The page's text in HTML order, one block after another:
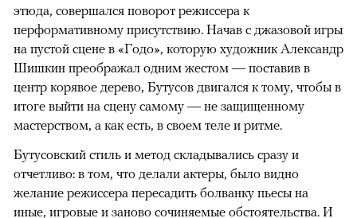
этюда, совершался поворот режиссера к
перформативному присутствию. Начав с джазовой игры
на пустой сцене в «Годо», которую художник Александр
Шишкин преображал одним жестом — поставив в
центр корявое дерево, Бутусов двигался к тому, чтобы в
итоге выйти на сцену самому — не защищенному
мастерством, а как есть, в своем теле и ритме.
Бутусовский стиль и метод складывались сразу и
отчетливо: в том, что делали актеры, было видно
желание режиссера пересадить болванку пьесы на
иные, игровые и заново сочиняемые обстоятельства. И